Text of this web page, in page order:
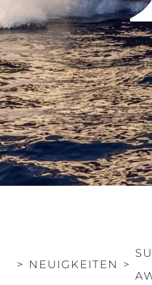
> NEUIGKEITEN >
Rechtliches
ERKLÄRUNG
MODERNEN
ALLGEMEINE
COOKIE